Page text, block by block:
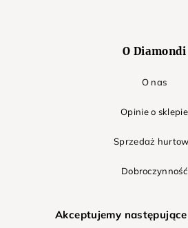
O Diamondi
O nas
Opinie o sklepie
Sprzedaż
Dobroczynność
Akceptujemy